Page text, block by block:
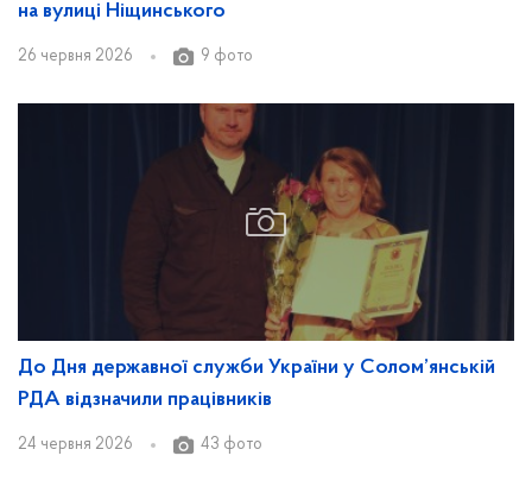
на вулиці Ніщинського
26 червня 2026 9 фото
До Дня державної служби України у Солом’янській
РДА відзначили працівників
24 червня 2026 43 фото